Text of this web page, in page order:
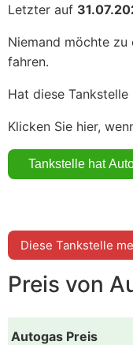
Letzter auf
Niemand möchte zu
fahren.
Hat diese
Klicken Sie hier,
Diese Tankstelle
Preis von
Autogas Preis